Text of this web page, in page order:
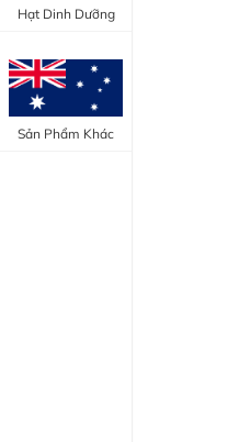
Hạt Dinh Dưỡng
Sản Phẩm Khác